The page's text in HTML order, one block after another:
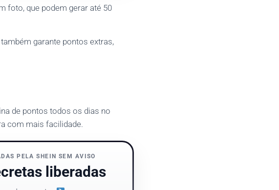
foto, que podem gerar até 50
garante pontos extras,
de pontos todos os dias no
com mais facilidade.
PELA SHEIN SEM AVISO
liberadas